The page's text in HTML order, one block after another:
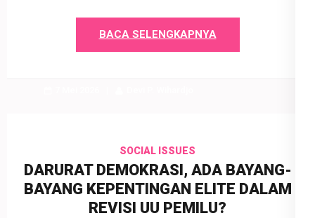
BACA SELENGKAPNYA
SOCIAL ISSUES
DARURAT DEMOKRASI, ADA BAYANG-
BAYANG KEPENTINGAN ELITE DALAM
REVISI UU PEMILU?